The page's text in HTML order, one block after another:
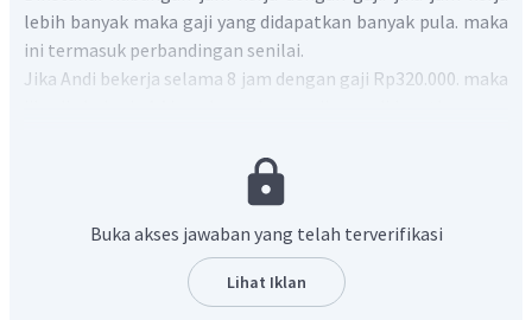
lebih banyak maka gaji yang didapatkan banyak pula. maka
ini termasuk perbandingan senilai.
Jika Andi bekerja selama 8 jam dengan gaji Rp320.000. maka
Buka akses jawaban yang telah terverifikasi
Lihat Iklan